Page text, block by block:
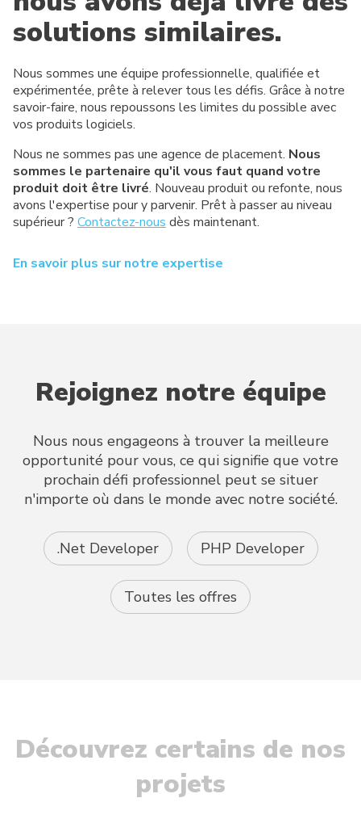
solutions similaires.
Nous sommes une équipe professionnelle, qualifiée et
expérimentée, prête à relever tous les défis. Grâce à notre
savoir-faire, nous repoussons les limites du possible avec
vos produits logiciels.
Nous ne sommes pas une agence de placement. Nous
sommes le partenaire qu'il vous faut quand votre
produit doit être livré. Nouveau produit ou refonte, nous
avons l'expertise pour y parvenir. Prêt à passer au niveau
supérieur ? Contactez-nous dès maintenant.
En savoir plus sur notre expertise
Rejoignez notre équipe
Nous nous engageons à trouver la meilleure
opportunité pour vous, ce qui signifie que votre
prochain défi professionnel peut se situer
n'importe où dans le monde avec notre société.
.Net Developer PHP Developer
Toutes les offres
Découvrez certains de nos
projets